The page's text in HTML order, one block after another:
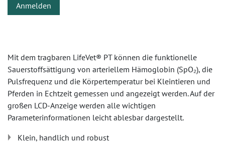
Anmelden
Mit dem tragbaren LifeVet® PT können die funktionelle
Sauerstoffsättigung von arteriellem Hämoglobin (SpO₂), die
Pulsfrequenz und die Körpertemperatur bei Kleintieren und
Pferden in Echtzeit gemessen und angezeigt werden. Auf der
großen LCD-Anzeige werden alle wichtigen
Parameterinformationen leicht ablesbar dargestellt.
Klein, handlich und robust